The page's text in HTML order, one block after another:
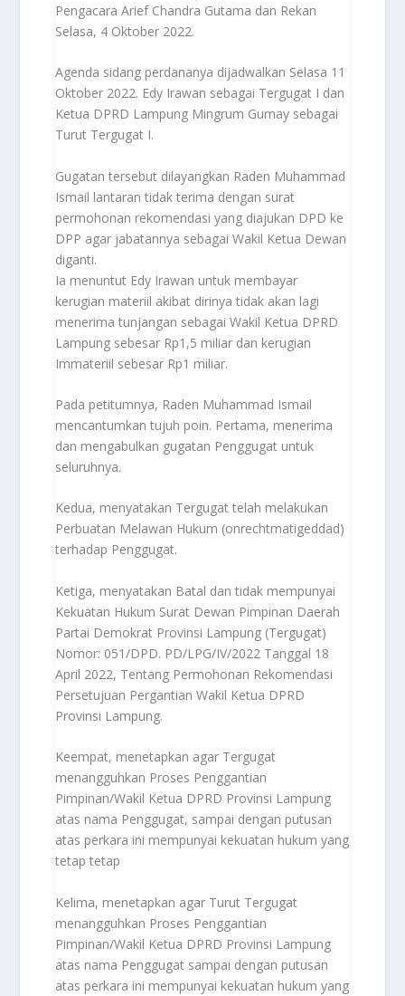
Pengacara Arief Chandra Gutama dan Rekan
Selasa, 4 Oktober 2022.
Agenda sidang perdananya dijadwalkan Selasa 11
Oktober 2022. Edy Irawan sebagai Tergugat I dan
Ketua DPRD Lampung Mingrum Gumay sebagai
Turut Tergugat I.
Gugatan tersebut dilayangkan Raden Muhammad
Ismail lantaran tidak terima dengan surat
permohonan rekomendasi yang diajukan DPD ke
DPP agar jabatannya sebagai Wakil Ketua Dewan
diganti.
Ia menuntut Edy Irawan untuk membayar
kerugian materiil akibat dirinya tidak akan lagi
menerima tunjangan sebagai Wakil Ketua DPRD
Lampung sebesar Rp1,5 miliar dan kerugian
Immateriil sebesar Rp1 miliar.
Pada petitumnya, Raden Muhammad Ismail
mencantumkan tujuh poin. Pertama, menerima
dan mengabulkan gugatan Penggugat untuk
seluruhnya.
Kedua, menyatakan Tergugat telah melakukan
Perbuatan Melawan Hukum (onrechtmatigeddad)
terhadap Penggugat.
Ketiga, menyatakan Batal dan tidak mempunyai
Kekuatan Hukum Surat Dewan Pimpinan Daerah
Partai Demokrat Provinsi Lampung (Tergugat)
Nomor: 051/DPD. PD/LPG/IV/2022 Tanggal 18
April 2022, Tentang Permohonan Rekomendasi
Persetujuan Pergantian Wakil Ketua DPRD
Provinsi Lampung.
Keempat, menetapkan agar Tergugat
menangguhkan Proses Penggantian
Pimpinan/Wakil Ketua DPRD Provinsi Lampung
atas nama Penggugat, sampai dengan putusan
atas perkara ini mempunyai kekuatan hukum yang
tetap tetap
Kelima, menetapkan agar Turut Tergugat
menangguhkan Proses Penggantian
Pimpinan/Wakil Ketua DPRD Provinsi Lampung
atas nama Penggugat sampai dengan putusan
atas perkara ini mempunyai kekuatan hukum yang